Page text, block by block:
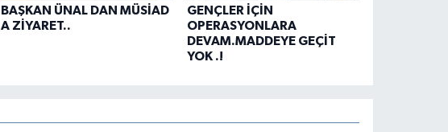
BAŞKAN ÜNAL DAN MÜSİAD
A ZİYARET..
GENÇLER İÇİN
OPERASYONLARA
DEVAM.MADDEYE GEÇİT
YOK .!